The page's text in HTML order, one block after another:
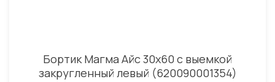
Бортик Магма Айс 30x60 с выемкой
закругленный левый (620090001354)